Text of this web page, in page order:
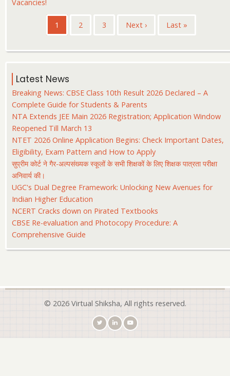
Vacancies!
PaginationCurrent
page
1 पृष्ठ
2 पृष्ठ
3
Next
Next ›
Last
Last »
Latest News
Breaking News: CBSE Class 10th Result 2026 Declared – A
Complete Guide for Students & Parents
NTA Extends JEE Main 2026 Registration; Application Window
Reopened Till March 13
NTET 2026 Online Application Begins: Check Important Dates,
Eligibility, Exam Pattern and How to Apply
सुप्रीम कोर्ट ने गैर-अल्पसंख्यक स्कूलों के सभी शिक्षकों के लिए शिक्षक पात्रता परीक्षा
अनिवार्य की।
UGC's Dual Degree Framework: Unlocking New Avenues for
Indian Higher Education
NCERT Cracks down on Pirated Textbooks
CBSE Re-evaluation and Photocopy Procedure: A
Comprehensive Guide
© 2026 Virtual Shiksha, All rights reserved.